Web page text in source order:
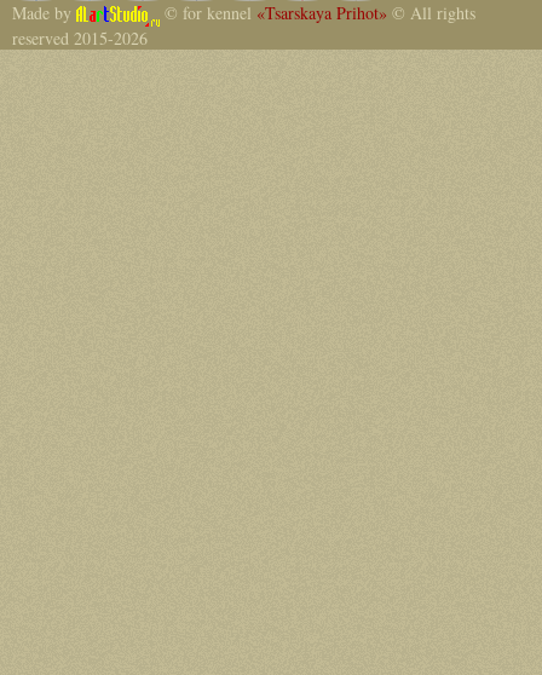
Made by © for kennel «Tsarskaya Prihot» © All rights
reserved 2015-2026